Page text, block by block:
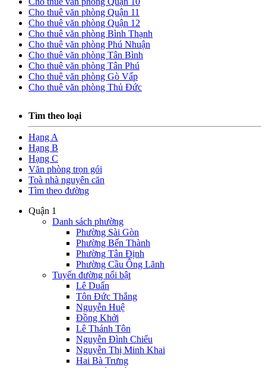
Cho thuê văn phòng Quận 11
Cho thuê văn phòng Quận 12
Cho thuê văn phòng Bình Thạnh
Cho thuê văn phòng Phú Nhuận
Cho thuê văn phòng Tân Bình
Cho thuê văn phòng Tân Phú
Cho thuê văn phòng Gò Vấp
Cho thuê văn phòng Thủ Đức
Tìm theo loại
Hạng A
Hạng B
Hạng C
Văn phòng trọn gói
Toà nhà nguyên căn
Tìm theo đường
Quận 1
Danh sách phường
Phường Sài Gòn
Phường Bến Thành
Phường Tân Định
Phường Cầu Ông Lãnh
Tuyến đường nổi bật
Lê Duẩn
Tôn Đức Thắng
Nguyễn Huệ
Đồng Khởi
Lê Thánh Tôn
Nguyễn Đình Chiểu
Nguyễn Thị Minh Khai
Hai Bà Trưng